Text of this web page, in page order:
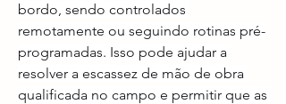
bordo, sendo controlados
remotamente ou seguindo rotinas pré-
programadas. Isso pode ajudar a
resolver a escassez de mão de obra
qualificada no campo e permitir que as